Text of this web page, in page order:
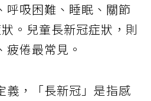
呼吸困難、睡眠、關節
。兒童長新冠症狀，則
倦最常見。
義，「長新冠」是指感